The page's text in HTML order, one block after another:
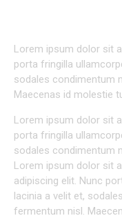
Lorem ipsum dolor sit
porta fringilla
sodales condimentum
Maecenas id molestie
Lorem ipsum dolor sit
porta fringilla
sodales condimentum
Lorem ipsum dolor sit
adipiscing elit. Nunc
lacinia a velit et,
fermentum nisl.